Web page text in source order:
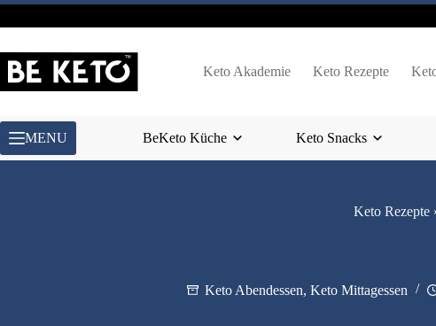
Zum
Keto Akademie Keto Rezepte
MENU BeKeto Küche Keto Snacks
Keto Rezepte
Keto Abendessen,Keto Mittagessen